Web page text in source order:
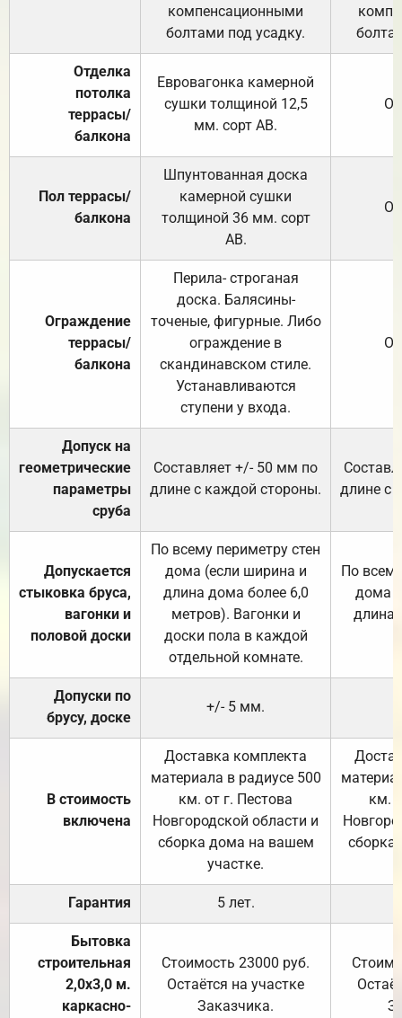
компенсационными
болтами под усадку.
Отделка
потолка
террасы/
балкона
Евровагонка камерной
сушки толщиной 12,5
мм. сорт АВ.
Пол террасы/
балкона
Шпунтованная доска
камерной сушки
толщиной 36 мм. сорт
АВ.
Ограждение
террасы/
балкона
Перила- строганая
доска. Балясины-
точеные, фигурные. Либо
ограждение в
скандинавском стиле.
Устанавливаются
ступени у входа.
Допуск на
геометрические
параметры
сруба
Составляет +/- 50 мм по
длине с каждой стороны.
длине с
Допускается
стыковка бруса,
вагонки и
половой доски
По всему периметру стен
дома (если ширина и
длина дома более 6,0
метров). Вагонки и
доски пола в каждой
отдельной комнате.
По
дома
длина
Допуски по
брусу, доске
+/- 5 мм.
В стоимость
включена
Доставка комплекта
материала в радиусе 500
км. от г. Пестова
Новгородской области и
сборка дома на вашем
участке.
км.
Гарантия 5 лет.
Бытовка
строительная
2,0х3,0 м.
каркасно-
Стоимость 23000 руб.
Остаётся на участке
Заказчика.